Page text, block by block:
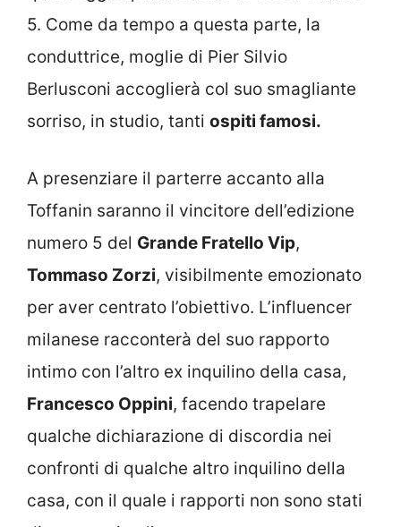
5. Come da tempo a questa parte, la
conduttrice, moglie di Pier Silvio
Berlusconi accoglierà col suo smagliante
sorriso, in studio, tanti ospiti famosi.
A presenziare il parterre accanto alla
Toffanin saranno il vincitore dell’edizione
numero 5 del Grande Fratello Vip,
Tommaso Zorzi, visibilmente emozionato
per aver centrato l’obiettivo. L’influencer
milanese racconterà del suo rapporto
intimo con l’altro ex inquilino della casa,
Francesco Oppini, facendo trapelare
qualche dichiarazione di discordia nei
confronti di qualche altro inquilino della
casa, con il quale i rapporti non sono stati